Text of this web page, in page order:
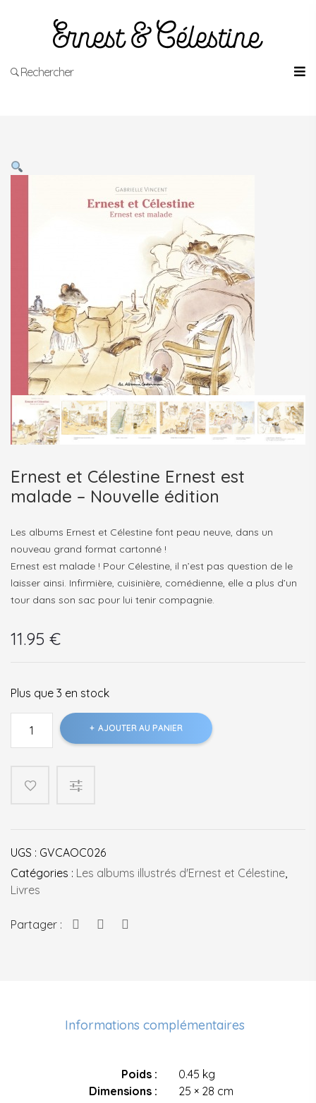
Rechercher
Ernest et Célestine Ernest est
malade – Nouvelle édition
Les albums Ernest et Célestine font peau neuve, dans un
nouveau grand format cartonné !
Ernest est malade ! Pour Célestine, il n’est pas question de le
laisser ainsi. Infirmière, cuisinière, comédienne, elle a plus d’un
tour dans son sac pour lui tenir compagnie.
11.95 €
Plus que 3 en stock
Célestine
-
Nouvelle
édition
AJOUTER AU PANIER
UGS : GVCAOC026
Catégories : Les albums illustrés d'Ernest et Célestine
Livres
Partager :
Informations complémentaires
Poids
0.45 kg
Dimensions
25 × 28 cm